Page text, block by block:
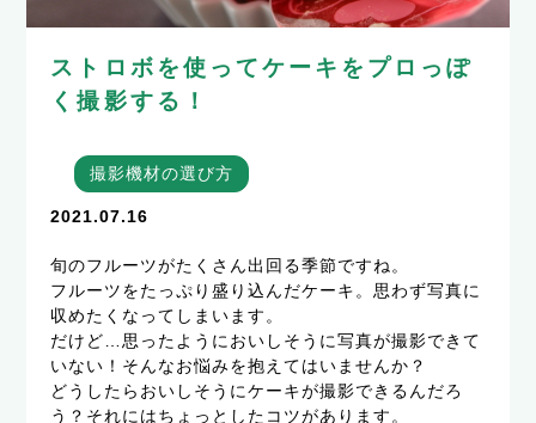
ストロボを使ってケーキをプロっぽ
く撮影する！
撮影機材の選び方
2021.07.16
旬のフルーツがたくさん出回る季節ですね。
フルーツをたっぷり盛り込んだケーキ。思わず写真に
収めたくなってしまいます。
だけど…思ったようにおいしそうに写真が撮影できて
いない！そんなお悩みを抱えてはいませんか？
どうしたらおいしそうにケーキが撮影できるんだろ
う？それにはちょっとしたコツがあります。